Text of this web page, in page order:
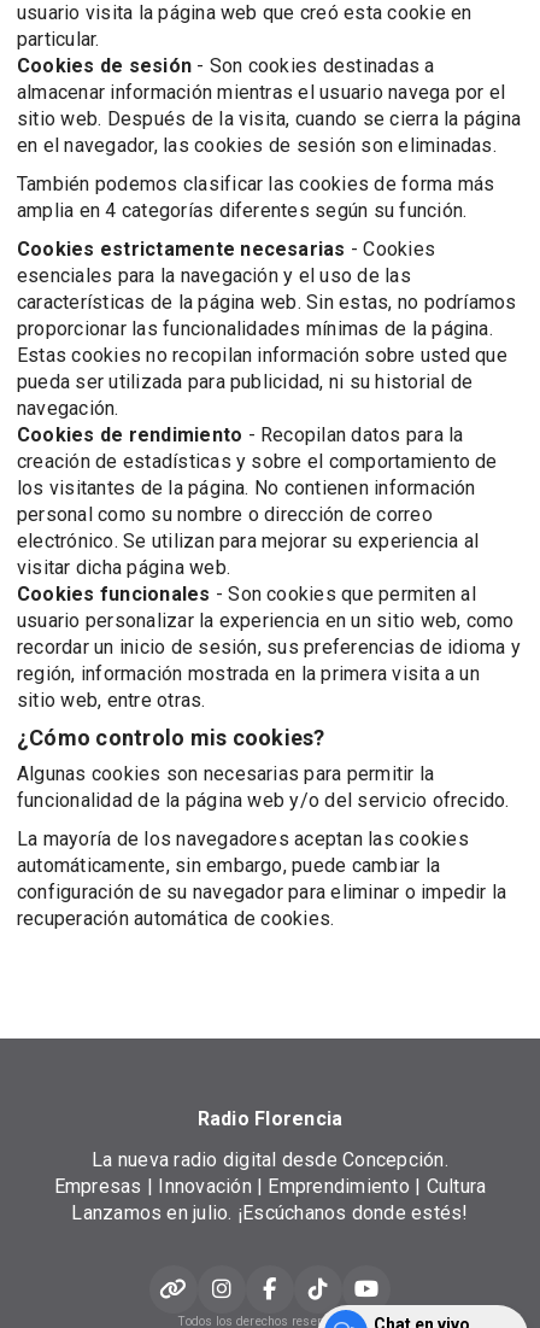
usuario visita la página web que creó esta cookie en
particular.
Cookies de sesión - Son cookies destinadas a
almacenar información mientras el usuario navega por el
sitio web. Después de la visita, cuando se cierra la página
en el navegador, las cookies de sesión son eliminadas.
También podemos clasificar las cookies de forma más
amplia en 4 categorías diferentes según su función.
Cookies estrictamente necesarias - Cookies
esenciales para la navegación y el uso de las
características de la página web. Sin estas, no podríamos
proporcionar las funcionalidades mínimas de la página.
Estas cookies no recopilan información sobre usted que
pueda ser utilizada para publicidad, ni su historial de
navegación.
Cookies de rendimiento - Recopilan datos para la
creación de estadísticas y sobre el comportamiento de
los visitantes de la página. No contienen información
personal como su nombre o dirección de correo
electrónico. Se utilizan para mejorar su experiencia al
visitar dicha página web.
Cookies funcionales - Son cookies que permiten al
usuario personalizar la experiencia en un sitio web, como
recordar un inicio de sesión, sus preferencias de idioma y
región, información mostrada en la primera visita a un
sitio web, entre otras.
¿Cómo controlo mis cookies?
Algunas cookies son necesarias para permitir la
funcionalidad de la página web y/o del servicio ofrecido.
La mayoría de los navegadores aceptan las cookies
automáticamente, sin embargo, puede cambiar la
configuración de su navegador para eliminar o impedir la
recuperación automática de cookies.
Radio Florencia
La nueva radio digital desde Concepción.
Empresas | Innovación | Emprendimiento | Cultura
Lanzamos en julio. ¡Escúchanos donde estés!
Todos los derechos reservados.